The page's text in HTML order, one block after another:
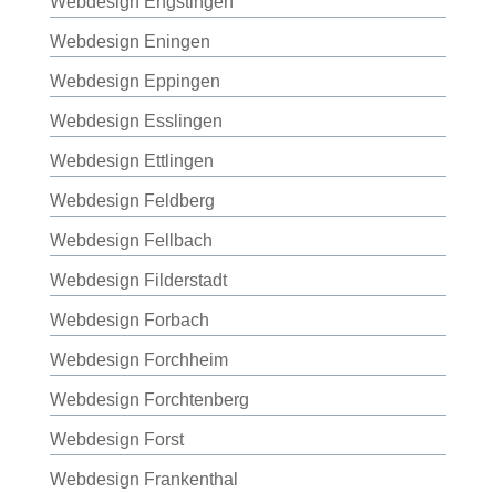
Webdesign Eningen
Webdesign Eppingen
Webdesign Esslingen
Webdesign Ettlingen
Webdesign Feldberg
Webdesign Fellbach
Webdesign Filderstadt
Webdesign Forbach
Webdesign Forchheim
Webdesign Forchtenberg
Webdesign Forst
Webdesign Frankenthal